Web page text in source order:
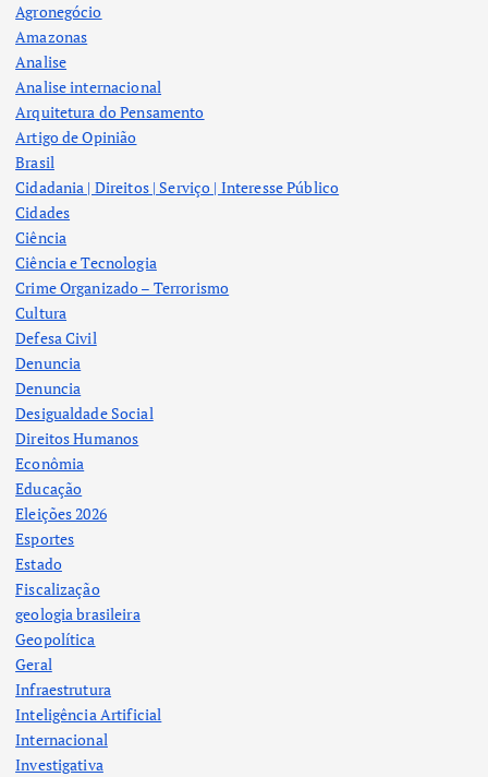
Agronegócio
Amazonas
Analise
Analise internacional
Arquitetura do Pensamento
Artigo de Opinião
Brasil
Cidadania | Direitos | Serviço | Interesse Público
Cidades
Ciência
Ciência e Tecnologia
Crime Organizado – Terrorismo
Cultura
Defesa Civil
Denuncia
Denuncia
Desigualdade Social
Direitos Humanos
Econômia
Educação
Eleições 2026
Esportes
Estado
Fiscalização
geologia brasileira
Geopolítica
Geral
Infraestrutura
Inteligência Artificial
Internacional
Investigativa